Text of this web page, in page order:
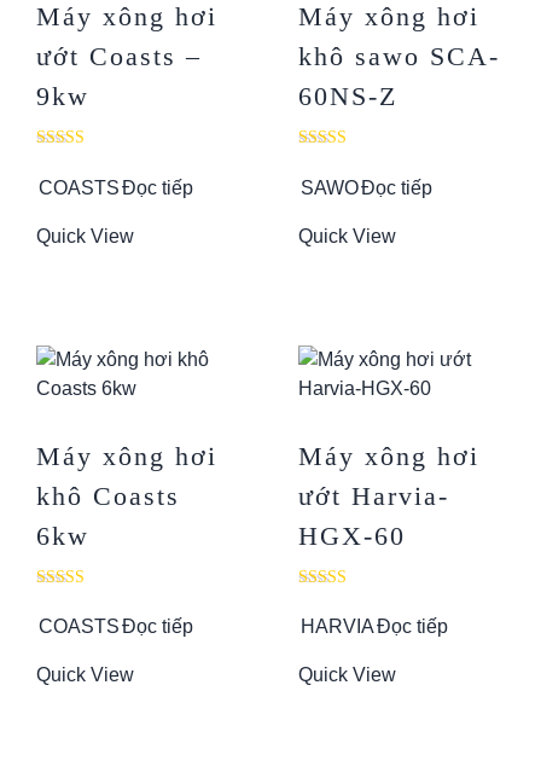
Máy xông hơi
ướt Coasts –
9kw
hạng
5.00
COASTSĐọc tiếp
Quick View
Máy xông hơi
khô sawo SCA-
60NS-Z
hạng
5.00
SAWOĐọc tiếp
Quick View
Máy xông hơi
khô Coasts
6kw
hạng
5.00
COASTSĐọc tiếp
Quick View
Máy xông hơi
ướt Harvia-
HGX-60
hạng
5.00
HARVIAĐọc tiếp
Quick View